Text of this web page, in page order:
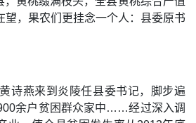
望，果农们更挂念一个人：县委原书
诗燕来到炎陵任县委书记，脚步遍
余户贫困群众家中……经过深入调